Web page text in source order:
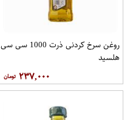
روغن سرخ کردنی ذرت 1000 سی سی
هلسید
۲۳۷,۰۰۰